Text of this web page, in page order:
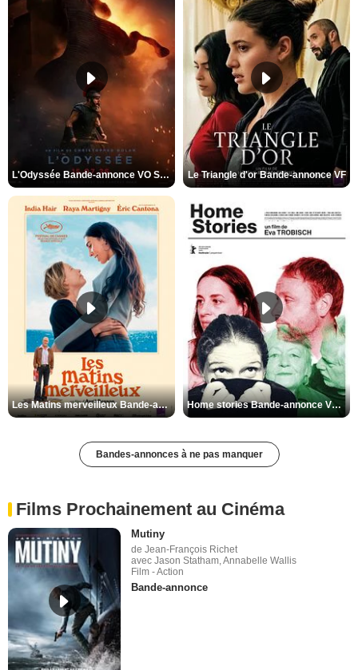
L'Odyssée Bande-annonce VO STFR Le Triangle d'or Bande-annonce VF
Les Matins merveilleux Bande-annonce VF Home stories Bande-annonce VO STFR
Bandes-annonces à ne pas manquer
Films Prochainement au Cinéma
Mutiny
de Jean-François Richet
avec Jason Statham, Annabelle Wallis
Film - Action
Bande-annonce